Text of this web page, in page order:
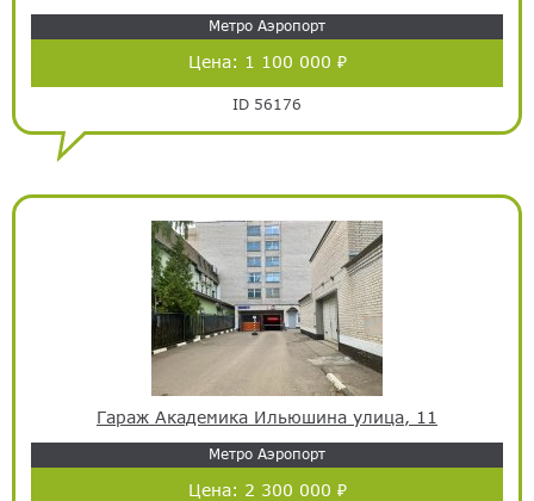
Метро Аэропорт
Цена: 1 100 000 ₽
ID 56176
Гараж Академика Ильюшина улица, 11
Метро Аэропорт
Цена: 2 300 000 ₽